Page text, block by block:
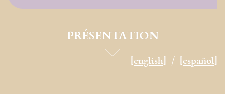
PRÉSENTATION
[english] [español]